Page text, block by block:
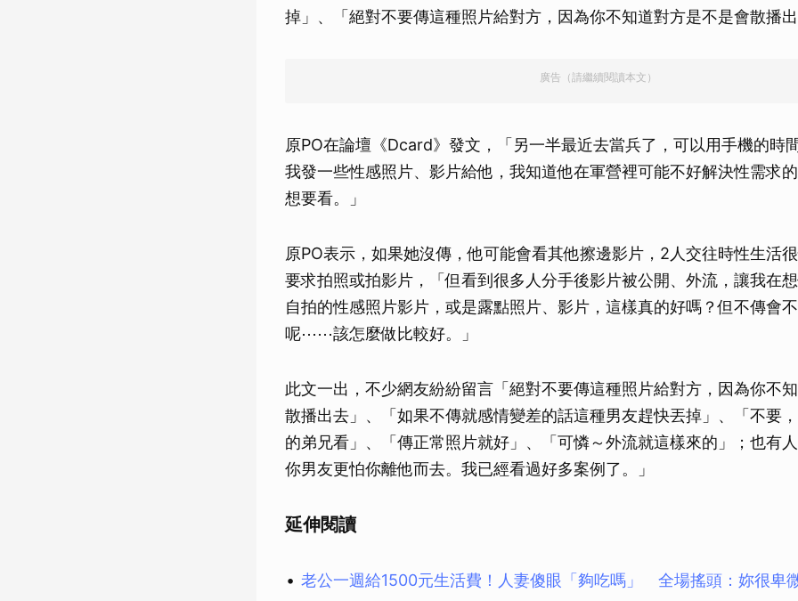
掉」、「絕對不要傳這種照片給對方，因為你不知道對方是不是會散播
廣告（請繼續閱讀本文）
原PO在論壇《Dcard》發文，「另一半最近去當兵了，可以用手機的時
我發一些性感照片、影片給他，我知道他在軍營裡可能不好解決性需求
想要看。」
原PO表示，如果她沒傳，他可能會看其他擦邊影片，2人交往時性生活
要求拍照或拍影片，「但看到很多人分手後影片被公開、外流，讓我在
自拍的性感照片影片，或是露點照片、影片，這樣真的好嗎？但不傳會
呢⋯⋯該怎麼做比較好。」
此文一出，不少網友紛紛留言「絕對不要傳這種照片給對方，因為你不
散播出去」、「如果不傳就感情變差的話這種男友趕快丟掉」、「不要
的弟兄看」、「傳正常照片就好」、「可憐～外流就這樣來的」；也有
你男友更怕你離他而去。我已經看過好多案例了。」
延伸閱讀
老公一週給1500元生活費！人妻傻眼「夠吃嗎」 全場搖頭：妳很卑